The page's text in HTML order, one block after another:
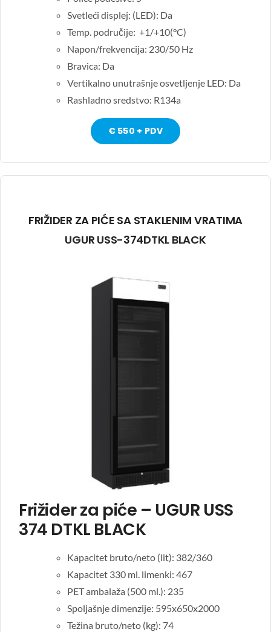
Svetleći displej: (LED): Da
Temp. područije: +1/+10(°C)
Napon/frekvencija: 230/50 Hz
Bravica: Da
Vertikalno unutrašnje osvetljenje LED: Da
Rashladno sredstvo: R134a
€ 550 + PDV
FRIŽIDER ZA PIĆE SA STAKLENIM VRATIMA
UGUR USS-374DTKL BLACK
Frižider za piće – UGUR USS
374 DTKL BLACK
Kapacitet bruto/neto (lit): 382/360
Kapacitet 330 ml. limenki: 467
PET ambalaža (500 ml.): 235
Spoljašnje dimenzije: 595x650x2000
Težina bruto/neto (kg): 74